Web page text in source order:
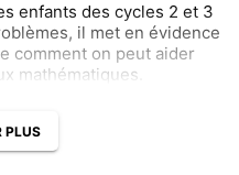
enfants des cycles 2 et 3
il met en évidence
comment on peut aider
mathématiques.
PLUS